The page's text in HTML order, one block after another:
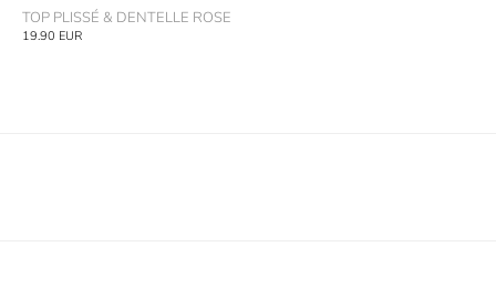
TOP PLISSÉ & DENTELLE ROSE
19.90 EUR